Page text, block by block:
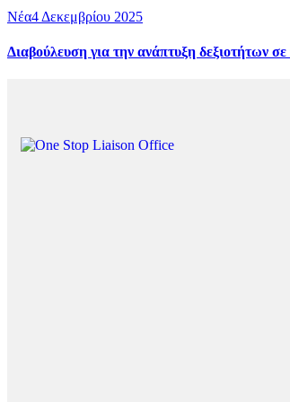
Νέα4 Δεκεμβρίου 2025
Διαβούλευση για την ανάπτυξη δεξιοτήτων